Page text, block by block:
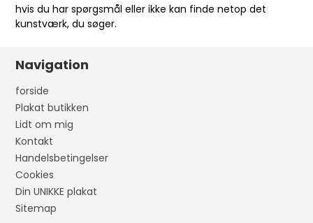
hvis du har spørgsmål eller ikke kan finde netop det
kunstværk, du søger.
Navigation
forside
Plakat butikken
Lidt om mig
Kontakt
Handelsbetingelser
Cookies
Din UNIKKE plakat
Sitemap